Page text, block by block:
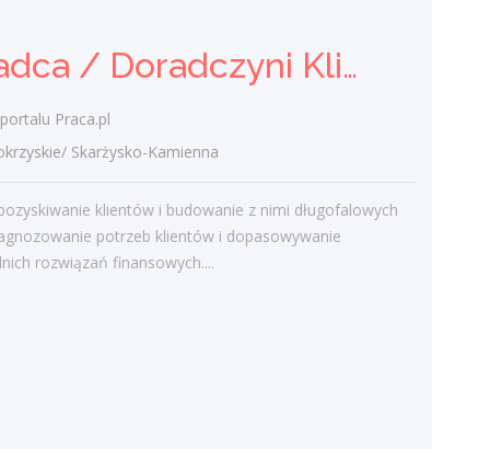
świętokrzyskie/ Skarżysko-Kamienna
Aktywne pozyskiwanie klientów i
dzisiaj
Doradca / Doradczyni Klienta – branża finansowa
Praca.pl
Skarżysko-Kamienna
klientów i budowanie z nimi długofalowych
potrzeb klientów i dopasowywanie
rozwiązań finansowych....